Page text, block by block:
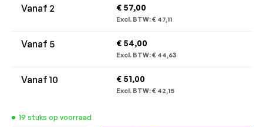
Vanaf 2 € 57,00
Excl. BTW:€ 47,11
Vanaf 5 € 54,00
Excl. BTW:€ 44,63
Vanaf10 € 51,00
Excl. BTW:€ 42,15
19 stuks op voorraad